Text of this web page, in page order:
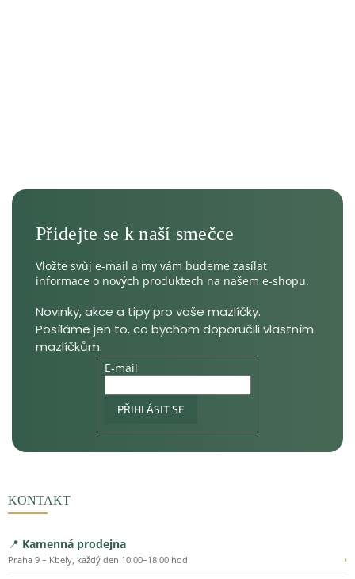
Vložte svůj e-mail a my vám budeme zasílat
informace o nových produktech na našem e-shopu.
E-mail
PŘIHLÁSIT SE
KONTAKT
📍 Kamenná prodejna
Praha 9 – Kbely, každý den 10:00–18:00 hod
›